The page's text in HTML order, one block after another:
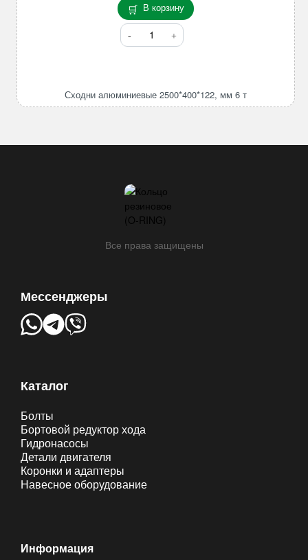
В корзину
Количество
товара
мм
Сходни алюминиевые 2500*400*122, мм 6 т
Все права защищены
Мессенджеры
Каталог
Болты
Бортовой редуктор хода
Гидронасосы
Детали двигателя
Коронки и адаптеры
Навесное оборудование
Информация